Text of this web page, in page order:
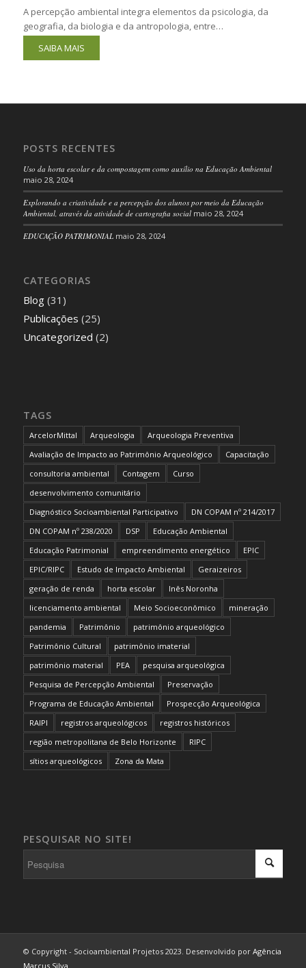
A percepção ambiental integra elementos da psicologia, da
geografia, da biologia e da antropologia, entre…
SAIBA MAIS
POSTS RECENTES
Uso da horta escolar e da compostagem como auxílio na Educação Ambiental
maio 28, 2024
Explorando a criatividade e a percepção dos alunos por meio da Educação
Ambiental, através da atividade de cartografia social maio 28, 2024
EDUCAÇÃO PATRIMONIAL maio 28, 2024
CATEGORIAS
Blog(31)
Publicações (25)
Uncategorized (2)
TAGS
ArcelorMittal Arqueologia
Arqueologia Preventiva
Avaliação de Impacto ao Patrimônio Arqueológico
Capacitação
consultoria ambiental
Contagem
Curso
desenvolvimento comunitário
Diagnóstico Socioambiental Participativo
DN COPAM nº 214/2017
DN COPAM nº 238/2020
DSP
Educação Ambiental
Educação Patrimonial
empreendimento energético
EPIC
EPIC/RIPC
Estudo de Impacto Ambiental
Geraizeiros
geração de renda
horta escolar
Inês Noronha
licenciamento ambiental
Meio Socioeconômico
mineração
pandemia
Patrimônio
patrimônio arqueológico
Patrimônio Cultural
patrimônio imaterial
patrimônio material
PEA
pesquisa arqueológica
Pesquisa de Percepção Ambiental
Preservação
Programa de Educação Ambiental
Prospecção Arqueológica
RAIPI
registros arqueológicos
registros históricos
região metropolitana de Belo Horizonte
RIPC
sítios arqueológicos
Zona da Mata
PESQUISAR NO SITE!
© Copyright - Socioambiental Projetos 2023. Desenvolvido por Agência
Marcus Silva